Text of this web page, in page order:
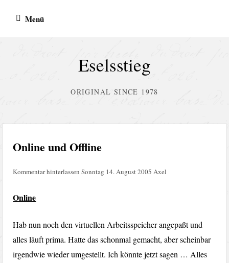
Inhalt Menü
Eselsstieg
ORIGINAL SINCE 1978
Online und Offline
Kommentar hinterlassen Sonntag 14. August 2005 Axel
Online
Hab nun noch den virtuellen Arbeitsspeicher angepaßt und
alles läuft prima. Hatte das schonmal gemacht, aber scheinbar
irgendwie wieder umgestellt. Ich könnte jetzt sagen … Alles